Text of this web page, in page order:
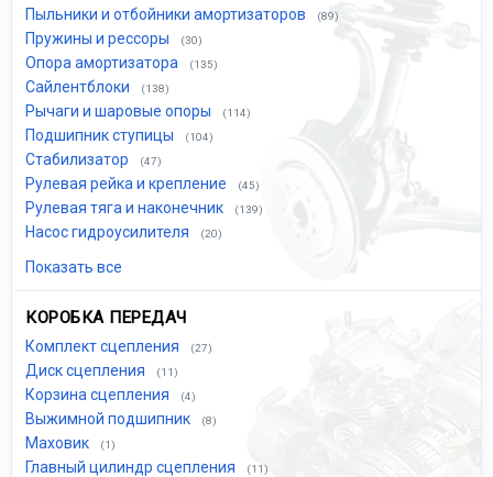
Пыльники и отбойники амортизаторов (89)
Пружины и рессоры (30)
Опора амортизатора (135)
Сайлентблоки (138)
Рычаги и шаровые опоры (114)
Подшипник ступицы (104)
Стабилизатор (47)
Рулевая рейка и крепление (45)
Рулевая тяга и наконечник (139)
Насос гидроусилителя (20)
Показать все
КОРОБКА ПЕРЕДАЧ
Комплект сцепления (27)
Диск сцепления (11)
Корзина сцепления (4)
Выжимной подшипник (8)
Маховик (1)
Главный цилиндр сцепления (11)